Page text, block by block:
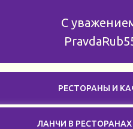
С
РЕСТОРАНЫ И
ЛАНЧИ В